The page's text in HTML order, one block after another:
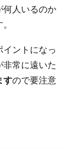
何人いるのか
ントになっ
常に遠いた
すので要注意